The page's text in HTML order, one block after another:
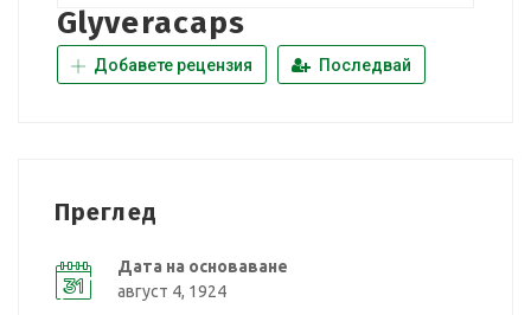
Glyveracaps
Добавете рецензия Последвай
Преглед
Дата на основаване
август 4, 1924